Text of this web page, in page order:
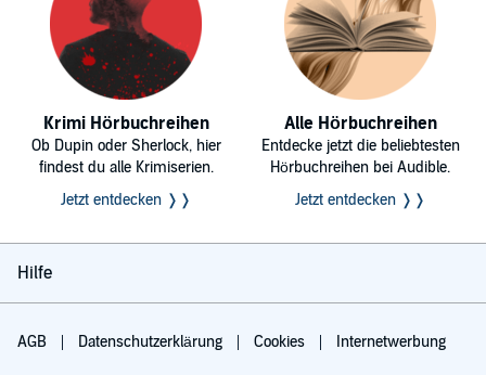
Krimi Hörbuchreihen
Ob Dupin oder Sherlock, hier
findest du alle Krimiserien.
Jetzt entdecken ❭❭
Alle Hörbuchreihen
Entdecke jetzt die beliebtesten
Hörbuchreihen bei Audible.
Jetzt entdecken ❭❭
Hilfe
AGB Datenschutzerklärung Cookies Internetwerbung